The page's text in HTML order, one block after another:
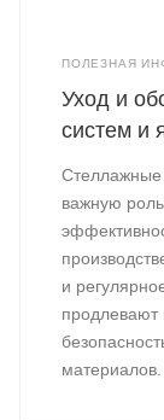
ПОЛЕЗНАЯ
Уход и
систем и
Стеллажные
важную
и
продлевают
материалов.